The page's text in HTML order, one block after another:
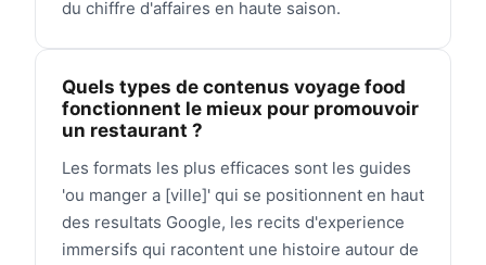
du chiffre d'affaires en haute saison.
Quels types de contenus voyage food
fonctionnent le mieux pour promouvoir
un restaurant ?
Les formats les plus efficaces sont les guides
'ou manger a [ville]' qui se positionnent en haut
des resultats Google, les recits d'experience
immersifs qui racontent une histoire autour de